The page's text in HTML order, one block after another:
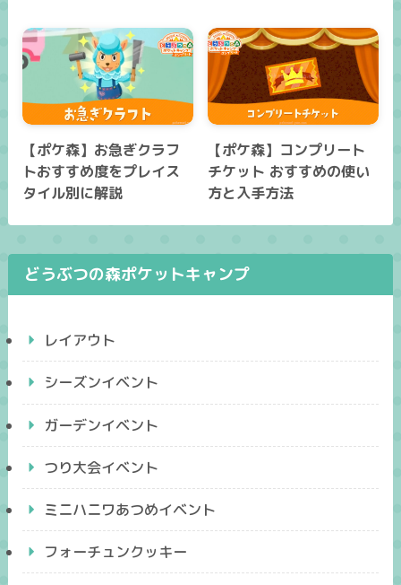
【ポケ森】お急ぎクラフ
トおすすめ度をプレイス
タイル別に解説
【ポケ森】コンプリート
チケット おすすめの使い
方と入手方法
どうぶつの森ポケットキャンプ
レイアウト
シーズンイベント
ガーデンイベント
つり大会イベント
ミニハニワあつめイベント
フォーチュンクッキー